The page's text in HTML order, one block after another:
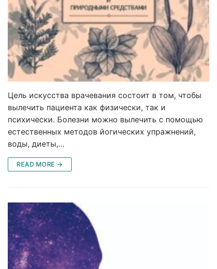
Цель искусства врачевания состоит в том, чтобы
вылечить пациента как физически, так и
психически. Болезни можно вылечить с помощью
естественных методов йогических упражнений,
воды, диеты,…
READ MORE →